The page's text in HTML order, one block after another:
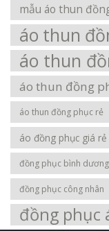
mẫu áo thun
áo thun
áo thun
áo thun đồng
áo thun đồng phục rẻ
áo đồng phục giá
đồng phục bình dương
đồng phục công nhân
đồng phục